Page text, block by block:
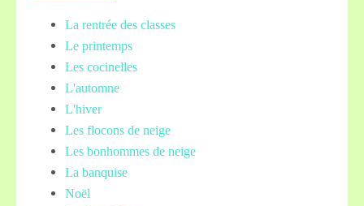
La rentrée des classes
Le printemps
Les cocinelles
L'automne
L'hiver
Les flocons de neige
Les bonhommes de neige
La banquise
Noël